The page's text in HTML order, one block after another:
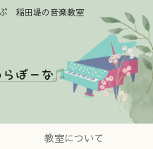
稲田堤の音楽教室
教室について